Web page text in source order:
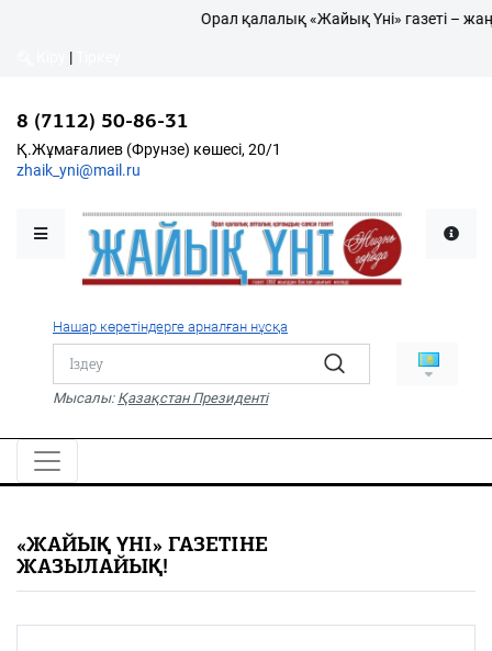
Қалалықтар қаперіне
Қоғам
Дені сау ұлт
Спорт
Жалын
PDF
«Жайық үні» — 33 жыл
Каталог
Қ.Жұмағалиев (Фрунзе)
Орал қалалық «Жайық Үні» газеті –
|
8 (7112) 50-86-31
Қ.Жұмағалиев (Фрунзе) көшесі, 20/1
zhaik_yni@mail.ru
Нашар көретіндерге арналған нұсқа
Мысалы: Қазақстан Президенті
«ЖАЙЫҚ ҮНІ» ГАЗЕТІНЕ
ЖАЗЫЛАЙЫҚ!